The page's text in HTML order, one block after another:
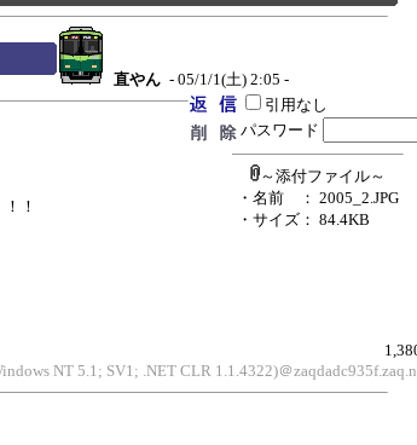
直やん - 05/1/1(土) 2:05 -
引用なし
パスワード
～添付ファイル～
・名前
： 2005_2.JPG
・サイズ ： 84.4KB
！
NT 5.1; SV1; .NET CLR 1.1.4322)＠